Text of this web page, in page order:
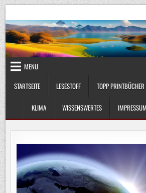
Skip
to
content
UmweltKlima.com
MENU
STARTSEITE
LESESTOFF TOPP PRINTBÜCHER
KLIMA WISSENSWERTES